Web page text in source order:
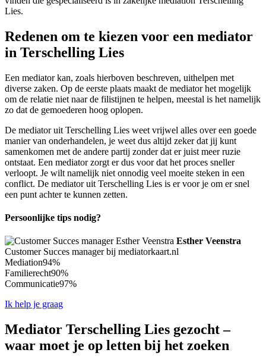
Lies.
Redenen om te kiezen voor een mediator
in Terschelling Lies
Een mediator kan, zoals hierboven beschreven, uithelpen met
diverse zaken. Op de eerste plaats maakt de mediator het mogelijk
om de relatie niet naar de filistijnen te helpen, meestal is het namelijk
zo dat de gemoederen hoog oplopen.
De mediator uit Terschelling Lies weet vrijwel alles over een goede
manier van onderhandelen, je weet dus altijd zeker dat jij kunt
samenkomen met de andere partij zonder dat er juist meer ruzie
ontstaat. Een mediator zorgt er dus voor dat het proces sneller
verloopt. Je wilt namelijk niet onnodig veel moeite steken in een
conflict. De mediator uit Terschelling Lies is er voor je om er snel
een punt achter te kunnen zetten.
Persoonlijke tips nodig?
Esther Veenstra
Customer Succes manager bij mediatorkaart.nl
Mediation94%
Familierecht90%
Communicatie97%
Ik help je graag
Mediator Terschelling Lies gezocht –
waar moet je op letten bij het zoeken